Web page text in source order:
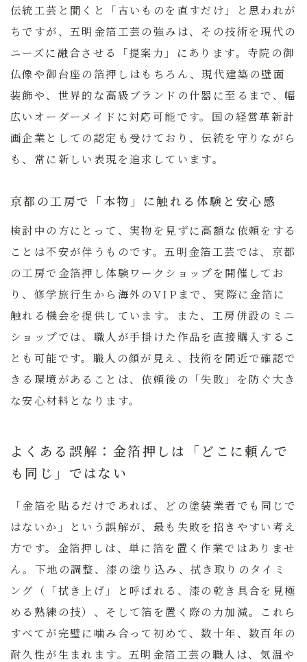
伝統工芸と聞くと「古いものを直すだけ」と思われが
ちですが、五明金箔工芸の強みは、その技術を現代の
ニーズに融合させる「提案力」にあります。寺院の御
仏像や御台座の箔押しはもちろん、現代建築の壁面
装飾や、世界的な高級ブランドの什器に至るまで、幅
広いオーダーメイドに対応可能です。国の経営革新計
画企業としての認定も受けており、伝統を守りながら
も、常に新しい表現を追求しています。
京都の工房で「本物」に触れる体験と安心感
検討中の方にとって、実物を見ずに高額な依頼をする
ことは不安が伴うものです。五明金箔工芸では、京都
の工房で金箔押し体験ワークショップを開催してお
り、修学旅行生から海外のVIPまで、実際に金箔に
触れる機会を提供しています。また、工房併設のミニ
ショップでは、職人が手掛けた作品を直接購入するこ
とも可能です。職人の顔が見え、技術を間近で確認で
きる環境があることは、依頼後の「失敗」を防ぐ大き
な安心材料となります。
よくある誤解：金箔押しは「どこに頼んで
も同じ」ではない
「金箔を貼るだけであれば、どの塗装業者でも同じで
はないか」という誤解が、最も失敗を招きやすい考え
方です。金箔押しは、単に箔を置く作業ではありませ
ん。下地の調整、漆の塗り込み、拭き取りのタイミ
ング（「拭き上げ」と呼ばれる、漆の乾き具合を見極
める熟練の技）、そして箔を置く際の力加減。これら
すべてが完璧に噛み合って初めて、数十年、数百年の
耐久性が生まれます。 五明金箔工芸の職人は、気温や